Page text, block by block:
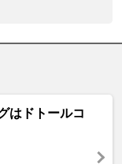
はドトールコ